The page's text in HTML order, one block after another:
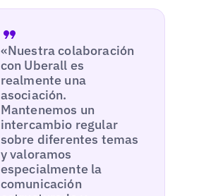
«Nuestra colaboración
con Uberall es
realmente una
asociación.
Mantenemos un
intercambio regular
sobre diferentes temas
y valoramos
especialmente la
comunicación